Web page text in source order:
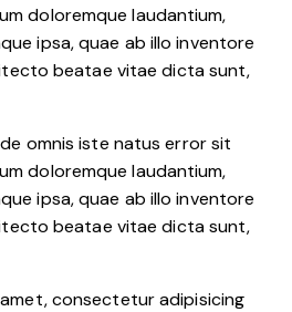
doloremque laudantium,
ipsa, quae ab illo inventore
beatae vitae dicta sunt,
omnis iste natus error sit
doloremque laudantium,
ipsa, quae ab illo inventore
beatae vitae dicta sunt,
consectetur adipisicing